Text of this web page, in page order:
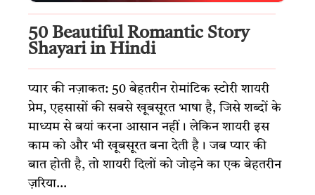
50 Beautiful Romantic Story
Shayari in Hindi
प्यार की नज़ाकत: 50 बेहतरीन रोमांटिक स्टोरी शायरी
प्रेम, एहसासों की सबसे खूबसूरत भाषा है, जिसे शब्दों के
माध्यम से बयां करना आसान नहीं। लेकिन शायरी इस
काम को और भी खूबसूरत बना देती है। जब प्यार की
बात होती है, तो शायरी दिलों को जोड़ने का एक बेहतरीन
ज़रिया...